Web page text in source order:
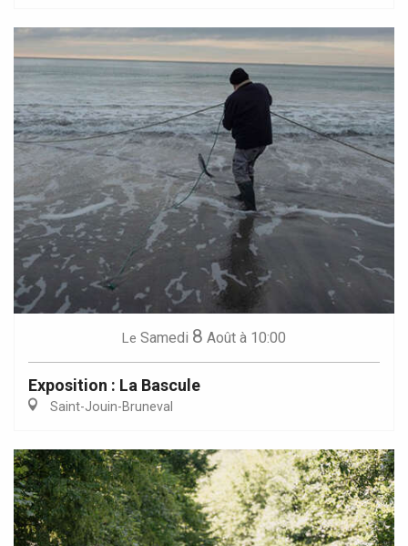
Le Samedi 8 Août à 10:00
Exposition : La Bascule
Saint-Jouin-Bruneval